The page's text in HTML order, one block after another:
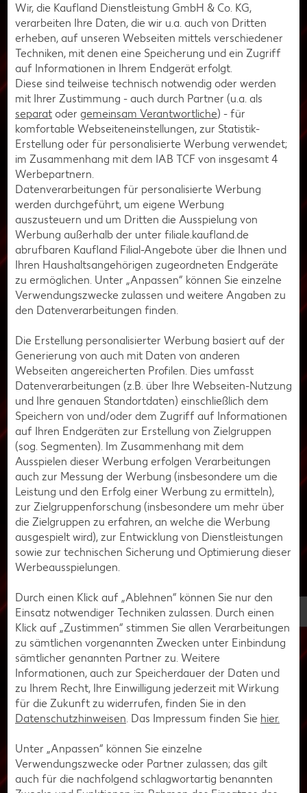
Beim Gaming ist es wichtig, deine Augen zu schonen und sie
vor übermäßiger Belastung zu schützen. Der Raum sollte
gut beleuchtet sein und vermeide blendende Lichtquellen,
die auf den Bildschirm oder direkt in deine Augen scheinen.
Du solltest am besten Licht von der Seite nutzen. Ein
angenehmer Kontrast und eine richtige Farbkalibrierung des
Monitors können ebenfalls dazu beitragen, die
Augenbelastung zu reduzieren. Zudem solltest du auf einen
ausreichenden Abstand zwischen deinen Augen und dem
Bildschirm achten. Der empfohlene Abstand beträgt etwa
50 bis 70 Zentimeter. Stelle den Monitor so ein, dass er sich
auf Augenhöhe befindet oder leicht darunter, um eine
bequeme Blickposition zu gewährleisten.
Regelmäßige und kurze Pausen helfen dabei, deine Augen
zu entlasten. Während dieser Pausen kannst du eine
einfache Übung durchführen: Du schaust für einige
Sekunden etwas in der Nähe an, etwa ein Objekt in deinem
Zimmer, und dann schaust für einige Sekunden in die Ferne.
Dieser Wechsel zwischen Nah- und Fernsicht kann helfen,
die Augenmuskeln zu entspannen. Eine andere Übung, die
wir empfehlen können: Du blinzelst bewusst mehrmals
hintereinander, um die Augen mit Feuchtigkeit zu versorgen
und die Trockenheit zu reduzieren.
Bei Bedarf kannst du auch Augentropfen verwenden, um
die Feuchtigkeit der Augen zu verbessern. Achte außerdem
darauf, ausreichend Flüssigkeit zu dir zu nehmen, um deinen
Körper und deine Augen hydratisiert zu halten.
Lege kurze Pausen während Gaming-
Sessions ein
Hierfür kannst du dich an deiner 20-20-20-Regel
orientieren. Das bedeutet, du unterbrichst dein Game alle
20 Minuten für 20 Sekunden und schaust dir dabei etwas
an, das mindestens 20 Fuß (6 Meter) entfernt ist. Du kannst
auch längere Pausen einlegen und sie für Entspannungs-
und Meditationsübungen nutzen.
Körperliche Aktivität und Dehnung
Bei langen Gaming-Sessions ist es wichtig, auf die Balance
zwischen dem Sitzen am Computer und der körperlichen
Fitness zu achten. Körperliche Aktivität und regelmäßige
Dehnübungen tragen nicht nur zur körperlichen Gesundheit
bei, sondern können auch deine Leistungen beim Zocken
durch Joggen, Fahrradfahren, Seilspringen oder
Krafttraining. Kraftübungen kannst du in deine Pausen
integrieren, zum Beispiel mit Hanteln, Widerstandsbändern
Wir, die Kaufland Dienstleistung GmbH & Co. KG,
verarbeiten Ihre Daten, die wir u.a. auch von Dritten
erheben, auf unseren Webseiten mittels verschiedener
Techniken, mit denen eine Speicherung und ein Zugriff
auf Informationen in Ihrem Endgerät erfolgt.
Diese sind teilweise technisch notwendig oder werden
mit Ihrer Zustimmung - auch durch Partner (u.a. als
separat oder gemeinsam Verantwortliche) - für
komfortable Webseiteneinstellungen, zur Statistik-
Erstellung oder für personalisierte Werbung verwendet;
im Zusammenhang mit dem IAB TCF von insgesamt 4
Werbepartnern.
Datenverarbeitungen für personalisierte Werbung
werden durchgeführt, um eigene Werbung
auszusteuern und um Dritten die Ausspielung von
Werbung außerhalb der unter filiale.kaufland.de
abrufbaren Kaufland Filial-Angebote über die Ihnen und
Ihren Haushaltsangehörigen zugeordneten Endgeräte
zu ermöglichen. Unter „Anpassen“ können Sie einzelne
Verwendungszwecke zulassen und weitere Angaben zu
den Datenverarbeitungen finden.
Die Erstellung personalisierter Werbung basiert auf der
Generierung von auch mit Daten von anderen
Webseiten angereicherten Profilen. Dies umfasst
Datenverarbeitungen (z.B. über Ihre Webseiten-Nutzung
und Ihre genauen Standortdaten) einschließlich dem
Speichern von und/oder dem Zugriff auf Informationen
auf Ihren Endgeräten zur Erstellung von Zielgruppen
(sog. Segmenten). Im Zusammenhang mit dem
Ausspielen dieser Werbung erfolgen Verarbeitungen
auch zur Messung der Werbung (insbesondere um die
Leistung und den Erfolg einer Werbung zu ermitteln),
zur Zielgruppenforschung (insbesondere um mehr über
die Zielgruppen zu erfahren, an welche die Werbung
ausgespielt wird), zur Entwicklung von Dienstleistungen
sowie zur technischen Sicherung und Optimierung dieser
Werbeausspielungen.
Durch einen Klick auf „Ablehnen“ können Sie nur den
Einsatz notwendiger Techniken zulassen. Durch einen
Klick auf „Zustimmen“ stimmen Sie allen Verarbeitungen
zu sämtlichen vorgenannten Zwecken unter Einbindung
sämtlicher genannten Partner zu. Weitere
Informationen, auch zur Speicherdauer der Daten und
zu Ihrem Recht, Ihre Einwilligung jederzeit mit Wirkung
für die Zukunft zu widerrufen, finden Sie in den
Datenschutzhinweisen. Das Impressum finden Sie hier.
Unter „Anpassen“ können Sie einzelne
Verwendungszwecke oder Partner zulassen; das gilt
auch für die nachfolgend schlagwortartig benannten